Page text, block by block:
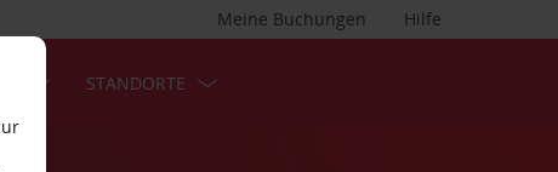
Hilfe
Meine Buchungen
STANDORTE